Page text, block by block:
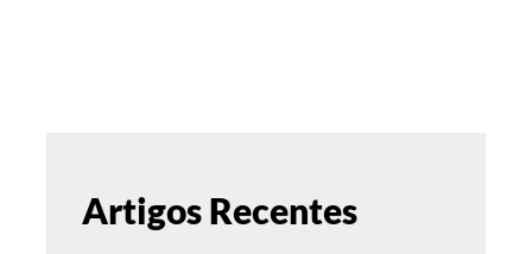
Artigos Recentes